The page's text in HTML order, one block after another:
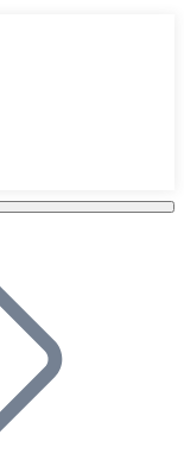
y permite que